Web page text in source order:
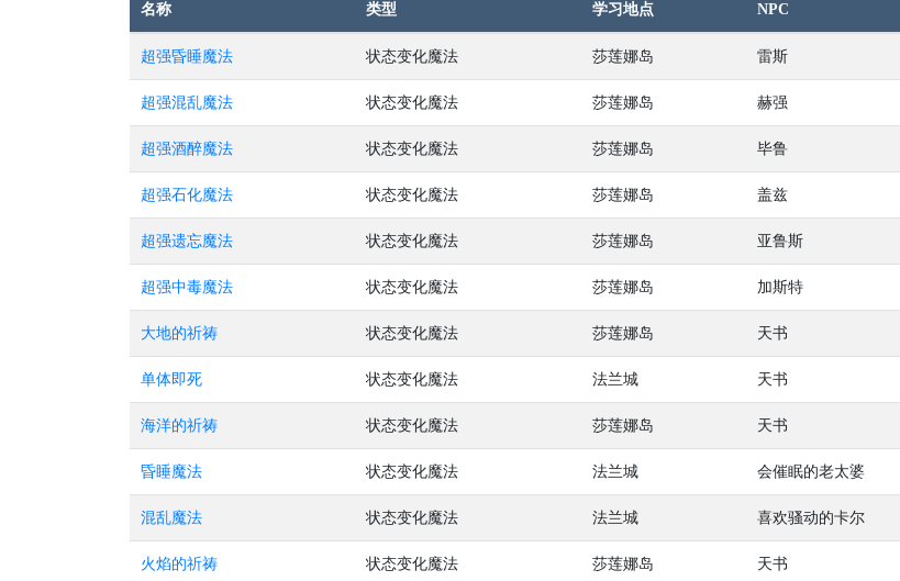
名称 类型 学习地点 NPC
超强昏睡魔法 状态变化魔法 莎莲娜岛 雷斯
超强混乱魔法 状态变化魔法 莎莲娜岛 赫强
超强酒醉魔法 状态变化魔法 莎莲娜岛 毕鲁
超强石化魔法 状态变化魔法 莎莲娜岛 盖兹
超强遗忘魔法 状态变化魔法 莎莲娜岛 亚鲁斯
超强中毒魔法 状态变化魔法 莎莲娜岛 加斯特
大地的祈祷 状态变化魔法 莎莲娜岛 天书
单体即死 状态变化魔法 法兰城 天书
海洋的祈祷 状态变化魔法 莎莲娜岛 天书
昏睡魔法 状态变化魔法 法兰城 会催眠的老太婆
混乱魔法 状态变化魔法 法兰城 喜欢骚动的卡尔
火焰的祈祷 状态变化魔法 莎莲娜岛 天书